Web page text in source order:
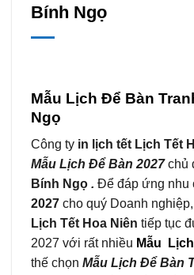
Bính Ngọ
Mẫu Lịch Để Bàn
Ngọ
Công ty in lịch tết Lịch Tết
Mẫu Lịch Để Bàn 2027chủ
Bính Ngọ . Để đáp ứng nhu
2027 cho quý Doanh nghiệp,
Lịch Tết Hoa Niên tiếp tục
2027 với rất nhiều Mẫu
thế chọn Mẫu Lịch Để Bàn